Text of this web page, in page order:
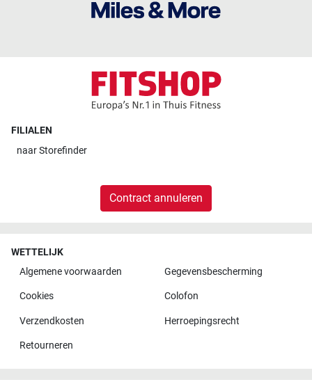
FILIALEN
naarStorefinder
Contract annuleren
WETTELIJK
Algemene voorwaarden
Gegevensbescherming
Cookies Colofon
Verzendkosten Herroepingsrecht
Retourneren